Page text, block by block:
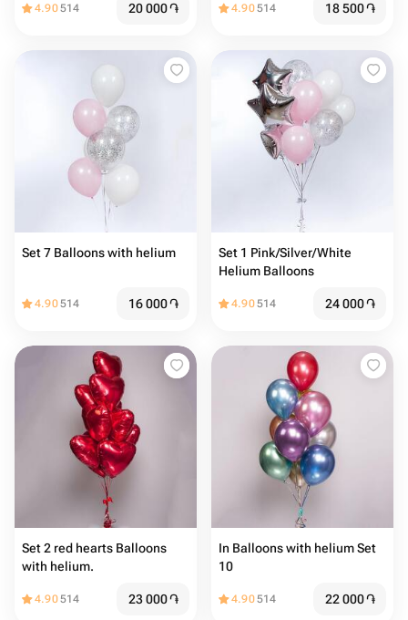
4.90514 20 000֏ 4.90514 18 500֏
Set 7 Balloons with helium
4.90514 16 000֏
Set 1 Pink/Silver/White
Helium Balloons
4.90514 24 000֏
Set 2 red hearts Balloons
with helium.️️
4.90514 23 000֏
In Balloons with helium Set
10
4.90514 22 000֏